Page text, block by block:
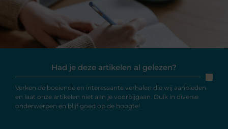
Had je deze artikelen al gelezen?
Verken de boeiende en interessante verhalen die wij aanbieden
en laat onze artikelen niet aan je voorbijgaan. Duik in diverse
onderwerpen en blijf goed op de hoogte!